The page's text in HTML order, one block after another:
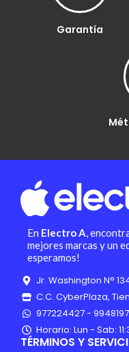
Garantía
En Electro A,
mejores marcas y un
esperamos!
Jr. Washington N°
C.C. CyberPlaza,
977224427 -
Horario: Lun - Sab:
TÉRMINOS Y